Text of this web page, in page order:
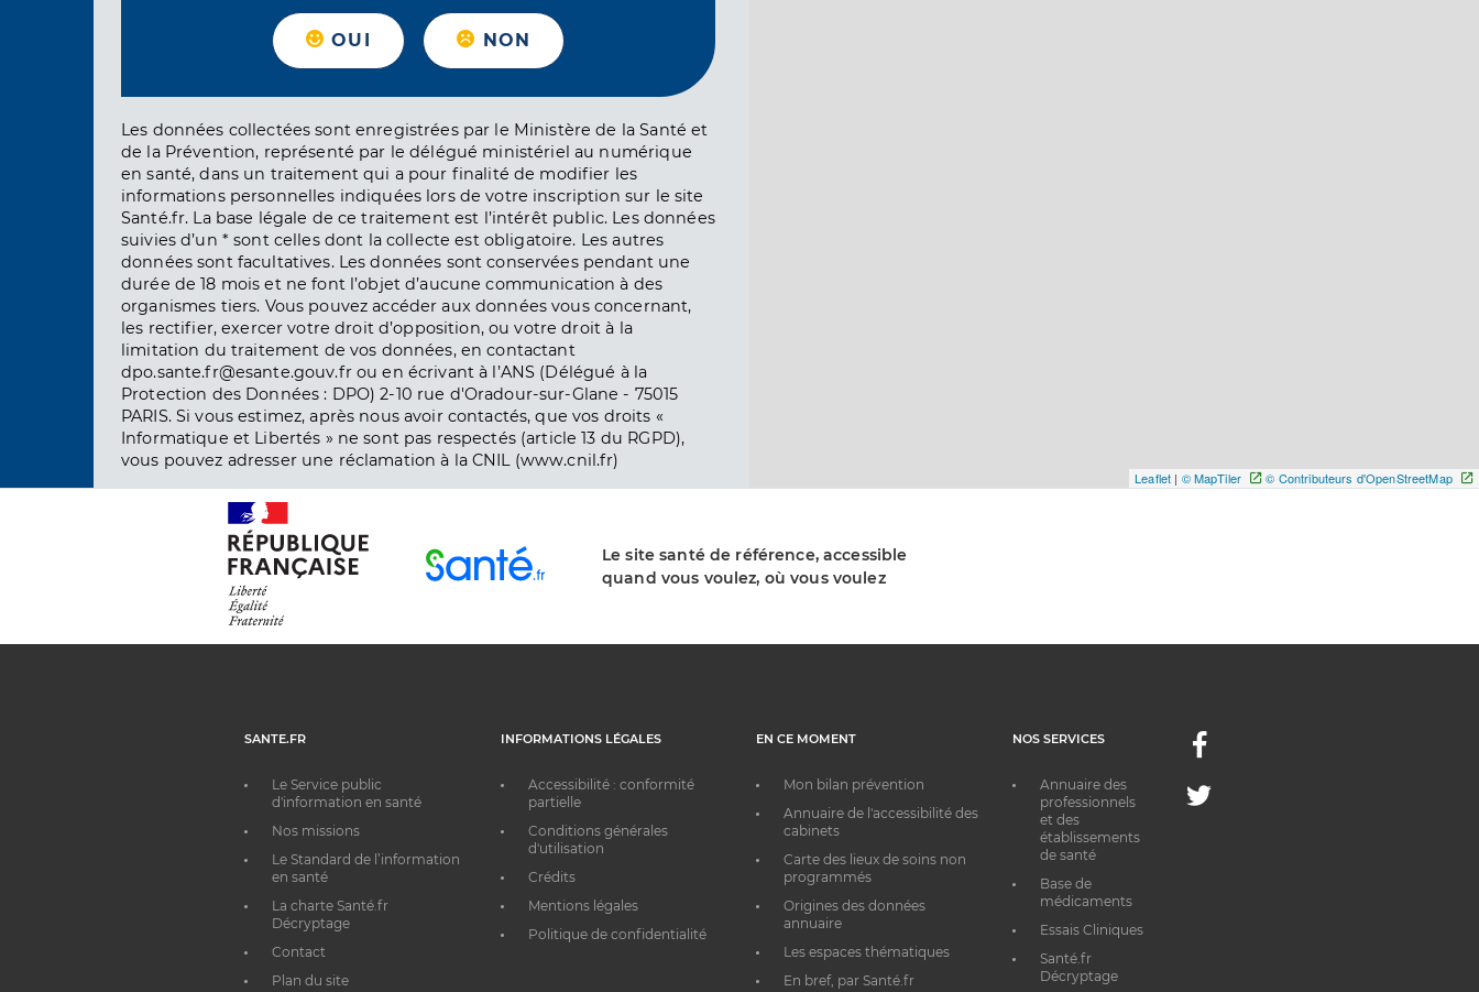
OUI NON
Les données collectées sont enregistrées par le Ministère de la Santé et
de la Prévention, représenté par le délégué ministériel au numérique
en santé, dans un traitement qui a pour finalité de modifier les
informations personnelles indiquées lors de votre inscription sur le site
Santé.fr. La base légale de ce traitement est l’intérêt public. Les données
suivies d’un * sont celles dont la collecte est obligatoire. Les autres
données sont facultatives. Les données sont conservées pendant une
durée de 18 mois et ne font l’objet d’aucune communication à des
organismes tiers. Vous pouvez accéder aux données vous concernant,
les rectifier, exercer votre droit d’opposition, ou votre droit à la
limitation du traitement de vos données, en contactant
dpo.sante.fr@esante.gouv.fr ou en écrivant à l’ANS (Délégué à la
Protection des Données : DPO) 2-10 rue d'Oradour-sur-Glane - 75015
PARIS. Si vous estimez, après nous avoir contactés, que vos droits «
Informatique et Libertés » ne sont pas respectés (article 13 du RGPD),
vous pouvez adresser une réclamation à la CNIL (www.cnil.fr)
Leaflet | © MapTiler © Contributeurs d'OpenStreetMap
Le site santé de référence, accessible
quand vous voulez, où vous voulez
SANTE.FR
Le Service public
d'information en santé
Nos missions
Le Standard de l’information
en santé
La charte Santé.fr
Décryptage
Contact
Plan du site
INFORMATIONS LÉGALES
Accessibilité : conformité
partielle
Conditions générales
d'utilisation
Crédits
Mentions légales
Politique de confidentialité
EN CE MOMENT
Mon bilan prévention
Annuaire de l'accessibilité des
cabinets
Carte des lieux de soins non
programmés
Origines des données
annuaire
Les espaces thématiques
En bref, par Santé.fr
NOS SERVICES
Annuaire des
professionnels
et des
établissements
de santé
Base de
médicaments
Essais Cliniques
Santé.fr
Décryptage
Facebook
Twitter